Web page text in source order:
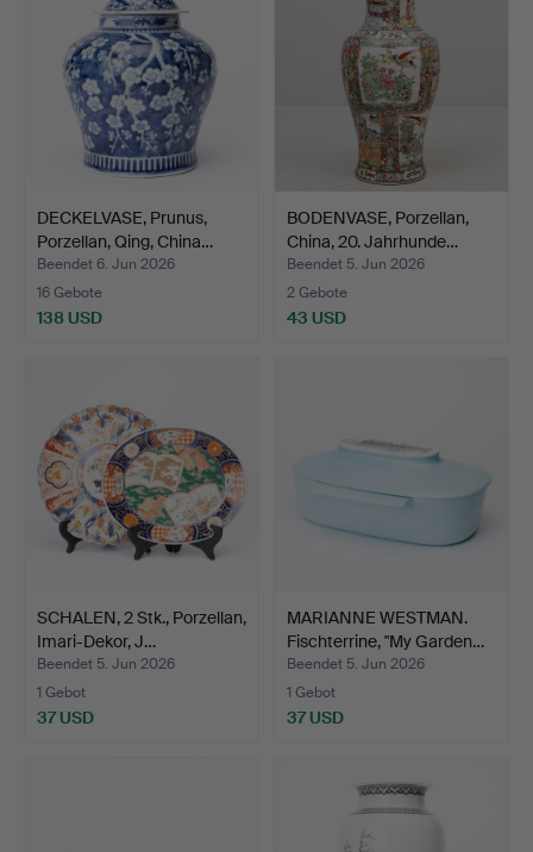
DECKELVASE, Prunus,
Porzellan, Qing, China…
Beendet 6. Jun 2026
16 Gebote
138 USD
BODENVASE, Porzellan,
China, 20. Jahrhunde…
Beendet 5. Jun 2026
2 Gebote
43 USD
SCHALEN, 2 Stk., Porzellan,
Imari-Dekor, J…
Beendet 5. Jun 2026
1 Gebot
37 USD
MARIANNE WESTMAN.
Fischterrine, "My Garden…
Beendet 5. Jun 2026
1 Gebot
37 USD